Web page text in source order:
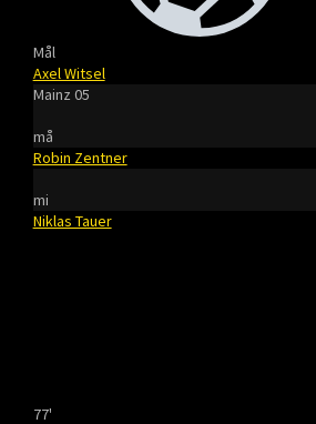
Mål
Axel Witsel
Mainz 05
må
Robin Zentner
mi
Niklas Tauer
77'